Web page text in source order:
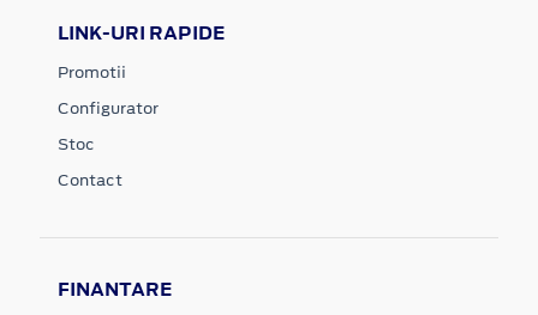
LINK-URI RAPIDE
Promotii
Configurator
Stoc
Contact
FINANTARE